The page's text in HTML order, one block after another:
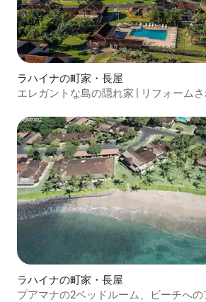
ラハイナの町家・長屋
エレガントな島の隠れ家 | リフォーム
ラハイナの町家・長屋
プアマナの2ベッドルーム、ビーチへ